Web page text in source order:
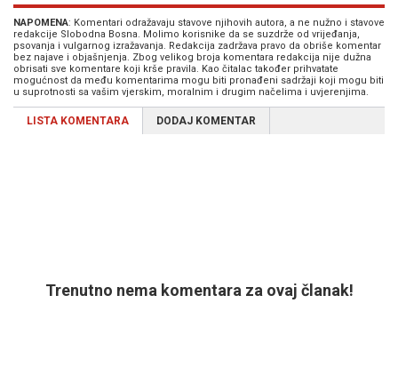
NAPOMENA: Komentari odražavaju stavove njihovih autora, a ne nužno i stavove
redakcije Slobodna Bosna. Molimo korisnike da se suzdrže od vrijeđanja,
psovanja i vulgarnog izražavanja. Redakcija zadržava pravo da obriše komentar
bez najave i objašnjenja. Zbog velikog broja komentara redakcija nije dužna
obrisati sve komentare koji krše pravila. Kao čitalac također prihvatate
mogućnost da među komentarima mogu biti pronađeni sadržaji koji mogu biti
u suprotnosti sa vašim vjerskim, moralnim i drugim načelima i uvjerenjima.
LISTA KOMENTARA DODAJ KOMENTAR
Trenutno nema komentara za ovaj članak!